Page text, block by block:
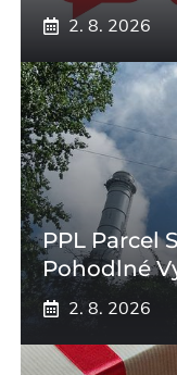
2. 8. 2026
PPL Parcel
Pohodlné
2. 8. 2026